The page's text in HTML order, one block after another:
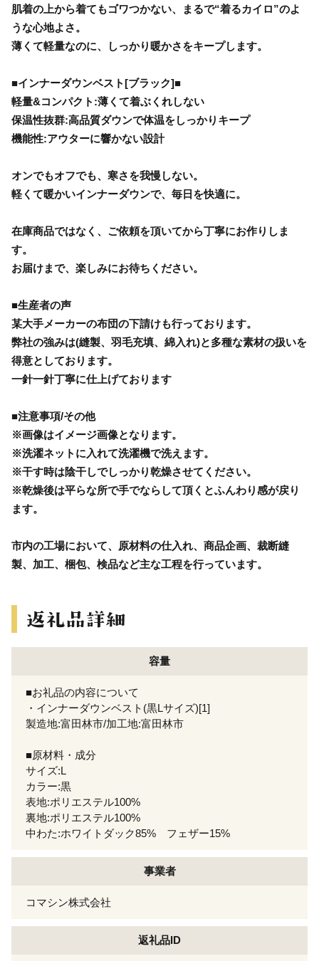
肌着の上から着てもゴワつかない、まるで“着るカイロ”のよ
うな心地よさ。
薄くて軽量なのに、しっかり暖かさをキープします。
■インナーダウンベスト[ブラック]■
軽量&コンパクト:薄くて着ぶくれしない
保温性抜群:高品質ダウンで体温をしっかりキープ
機能性:アウターに響かない設計
オンでもオフでも、寒さを我慢しない。
軽くて暖かいインナーダウンで、毎日を快適に。
在庫商品ではなく、ご依頼を頂いてから丁寧にお作りしま
す。
お届けまで、楽しみにお待ちください。
■生産者の声
某大手メーカーの布団の下請けも行っております。
弊社の強みは(縫製、羽毛充填、綿入れ)と多種な素材の扱いを
得意としております。
一針一針丁寧に仕上げております
■注意事項/その他
※画像はイメージ画像となります。
※洗濯ネットに入れて洗濯機で洗えます。
※干す時は陰干しでしっかり乾燥させてください。
※乾燥後は平らな所で手でならして頂くとふんわり感が戻り
ます。
市内の工場において、原材料の仕入れ、商品企画、裁断縫
製、加工、梱包、検品など主な工程を行っています。
容量
■お礼品の内容について
・インナーダウンベスト(黒Lサイズ)[1]
製造地:富田林市/加工地:富田林市
■原材料・成分
サイズ:L
カラー:黒
表地:ポリエステル100%
裏地:ポリエステル100%
中わた:ホワイトダック85% フェザー15%
事業者
コマシン株式会社
返礼品ID